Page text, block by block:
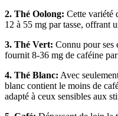
2. Thé Oolong: Cette variété
12 à 55 mg par tasse, offrant
3. Thé Vert: Connu pour ses
fournit 8-36 mg de caféine
4. Thé Blanc: Avec
blanc contient le moins de
adapté à ceux sensibles aux